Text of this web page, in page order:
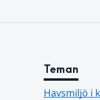
Teman
Havsmiljö i